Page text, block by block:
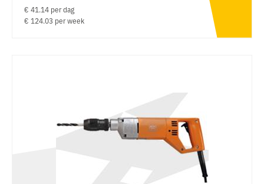
€ 41.14 per dag
€ 124.03 per week